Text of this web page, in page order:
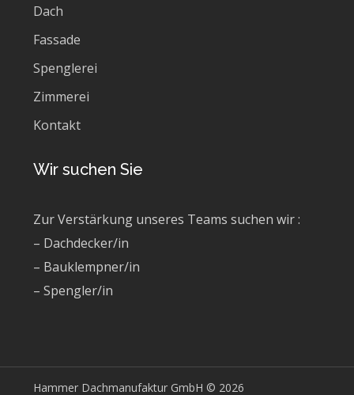
Dach
Fassade
Spenglerei
Zimmerei
Kontakt
Wir suchen Sie
Zur Verstärkung unseres Teams suchen wir :
– Dachdecker/in
– Bauklempner/in
– Spengler/in
Hammer Dachmanufaktur GmbH © 2026